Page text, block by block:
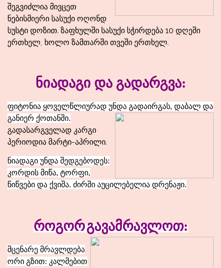
შეგვიძლია მივცეთ
ნებისმიერი სასუქი ოღონდ
სუსტი დოზით. ზაფხულში სასუქი სჭირდება 10 დღეში
ერთხელ, ხოლო ზამთარში თვეში ერთხელ.
ნიადაგი და გადარგვა:
ფიტონია ყოველწლიურად უნდა გადაირგას, დაბალ და
განიერ ქოთანში.
გადასარგველად კარგი
პერიოდია მარტი-აპრილი.
ნიადაგი უნდა შედგებოდეს:
კორდის მიწა, ტორფი,
წიწვები და ქვიშა. ძირში აუცილებელია დრენაჟი.
როგორგავამრავლოთ:
მცენარე მრავლდება
ორი გზით: კალმებით